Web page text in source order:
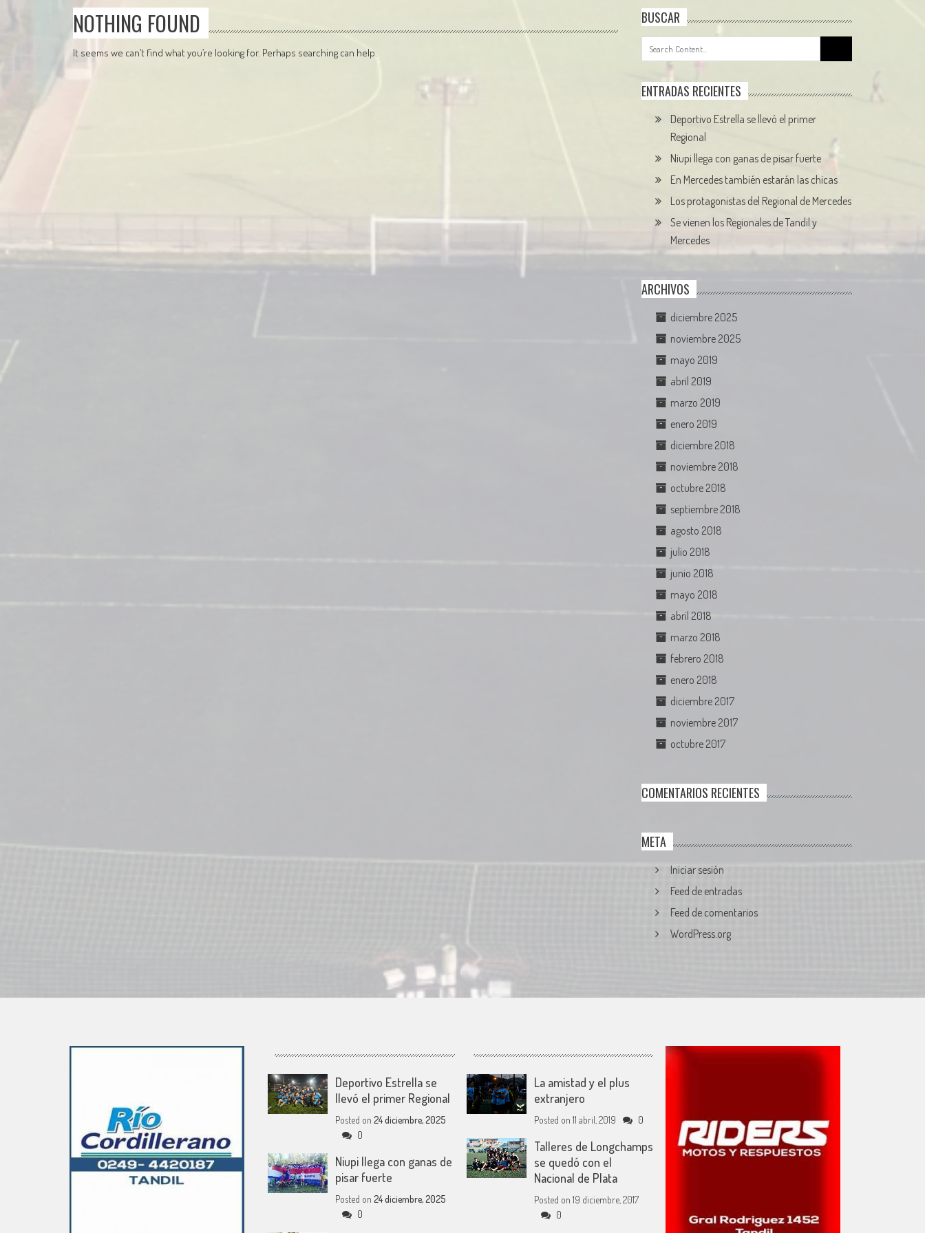
NOTHING FOUND
It seems we can’t find what you’re looking for. Perhaps searching can help.
BUSCAR
ENTRADAS RECIENTES
Deportivo Estrella se llevó el primer
Regional
Niupi llega con ganas de pisar fuerte
En Mercedes también estarán las chicas
Los protagonistas del Regional de Mercedes
Se vienen los Regionales de Tandil y
Mercedes
ARCHIVOS
diciembre 2025
noviembre 2025
mayo 2019
abril 2019
marzo 2019
enero 2019
diciembre 2018
noviembre 2018
octubre 2018
septiembre 2018
agosto 2018
julio 2018
junio 2018
mayo 2018
abril 2018
marzo 2018
febrero 2018
enero 2018
diciembre 2017
noviembre 2017
octubre 2017
COMENTARIOS RECIENTES
META
Iniciar sesión
Feed de entradas
Feed de comentarios
WordPress.org
Deportivo Estrella se
llevó el primer Regional
Posted on 24 diciembre, 2025
0
Niupi llega con ganas de
pisar fuerte
Posted on 24 diciembre, 2025
0
La amistad y el plus
extranjero
Posted on 11 abril, 2019 0
Talleres de Longchamps
se quedó con el
Nacional de Plata
Posted on 19 diciembre, 2017
0